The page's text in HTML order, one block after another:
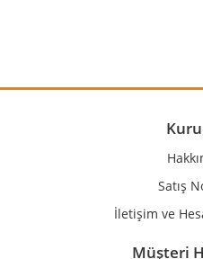
Ürün açıklamasında eksik
Ürün bilgilerinde hatalar
Satış
İletişim ve
Müşteri